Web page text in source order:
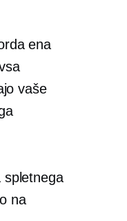
ena
vaše
spletnega
na